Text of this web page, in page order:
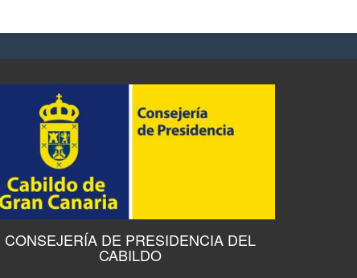
CONSEJERÍA DE PRESIDENCIA DEL
CABILDO